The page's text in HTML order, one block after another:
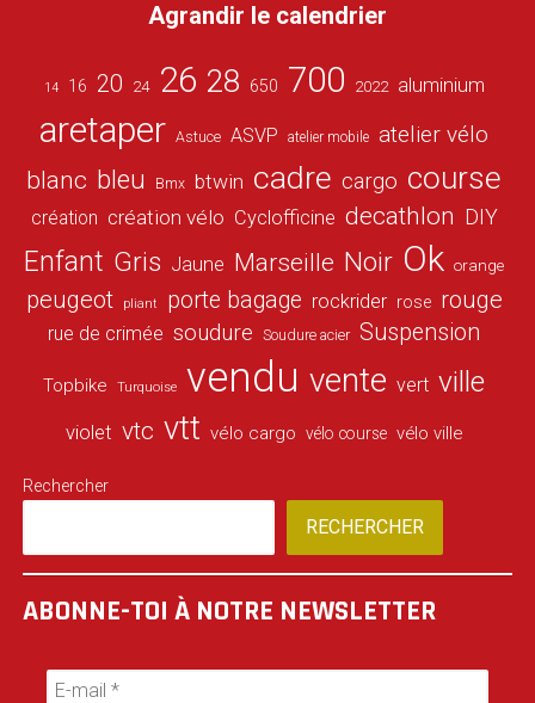
Agrandir le calendrier
14 16 20 24 26 28 650 700 2022 aluminium
aretaper Astuce ASVP atelier mobile atelier vélo
blanc bleu Bmx btwin cadre cargo course
création création vélo Cyclofficine decathlon DIY
Enfant Gris Jaune Marseille Noir Ok orange
peugeot pliant porte bagage rockrider rose rouge
rue de crimée soudure Soudure acier Suspension
Topbike Turquoise vendu vente vert ville
violet vtc vtt vélo cargo vélo course vélo ville
Rechercher
RECHERCHER
ABONNE-TOI À NOTRE NEWSLETTER